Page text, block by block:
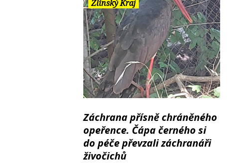
Zlínský Kraj
Záchrana přísně chráněného
opeřence. Čápa černého si
do péče převzali záchranáři
živočichů